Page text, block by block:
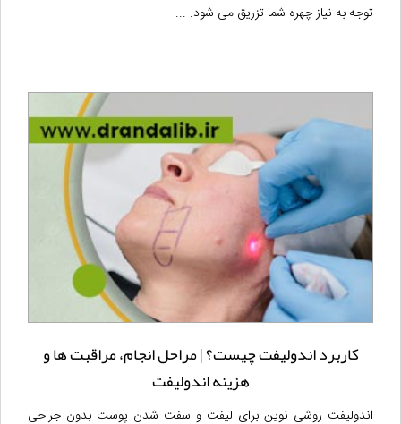
توجه به نیاز چهره شما تزریق می شود. ...
کاربرد اندولیفت چیست؟ | مراحل انجام، مراقبت ها و
هزینه اندولیفت
اندولیفت روشی نوین برای لیفت و سفت شدن پوست بدون جراحی